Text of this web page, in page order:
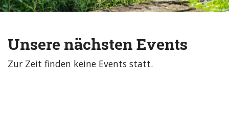
Unsere nächsten Events
Zur Zeit finden keine Events statt.